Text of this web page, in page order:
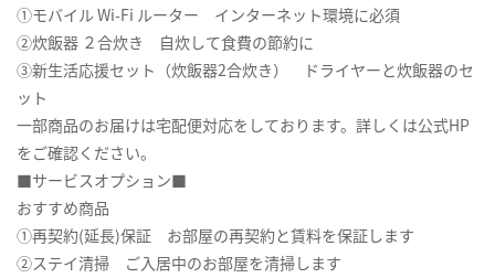
①モバイル Wi-Fi ルーター インターネット環境に必須
②炊飯器 ２合炊き 自炊して食費の節約に
③新生活応援セット（炊飯器2合炊き） ドライヤーと炊飯器のセ
ット
一部商品のお届けは宅配便対応をしております。詳しくは公式HP
をご確認ください。
■サービスオプション■
おすすめ商品
①再契約(延長)保証 お部屋の再契約と賃料を保証します
②ステイ清掃 ご入居中のお部屋を清掃します